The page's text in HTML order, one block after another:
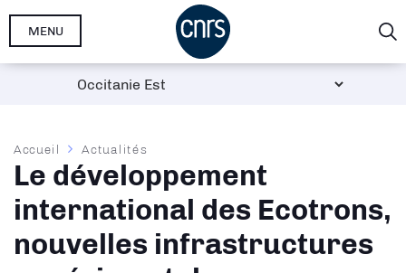
Aller
MENU
Fil
d'Ariane
Accueil Actualités
Le développement
international des Ecotrons,
nouvelles infrastructures